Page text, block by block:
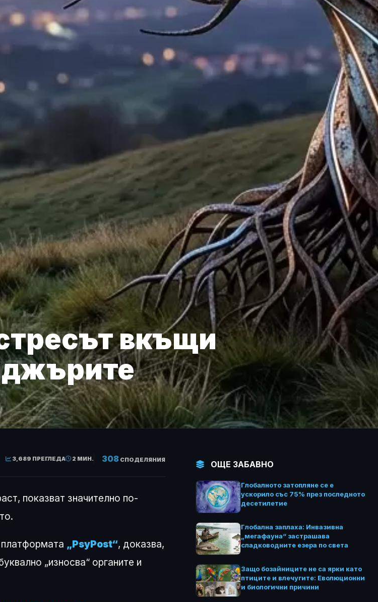
вкъщи
3,689 ПРЕГЛЕДА 2 МИН. 308 СПОДЕЛЯНИЯ
показват значително по-
платформата „PsyPost“, доказва,
„износва“ органите и
ОЩЕ ЗАБАВНО
Глобалното затопляне се е
ускорило със 75% през последното
десетилетие
Глобална заплаха: Инвазивна
„мегафауна“ застрашава
сладководните езера по света
Защо бозайниците не са ярки като
птиците и влечугите: Еволюционни
и биологични причини